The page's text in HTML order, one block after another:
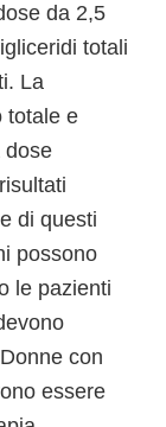
da 2,5
totali
La
totale e
dose
di questi
possono
le pazienti
con
essere